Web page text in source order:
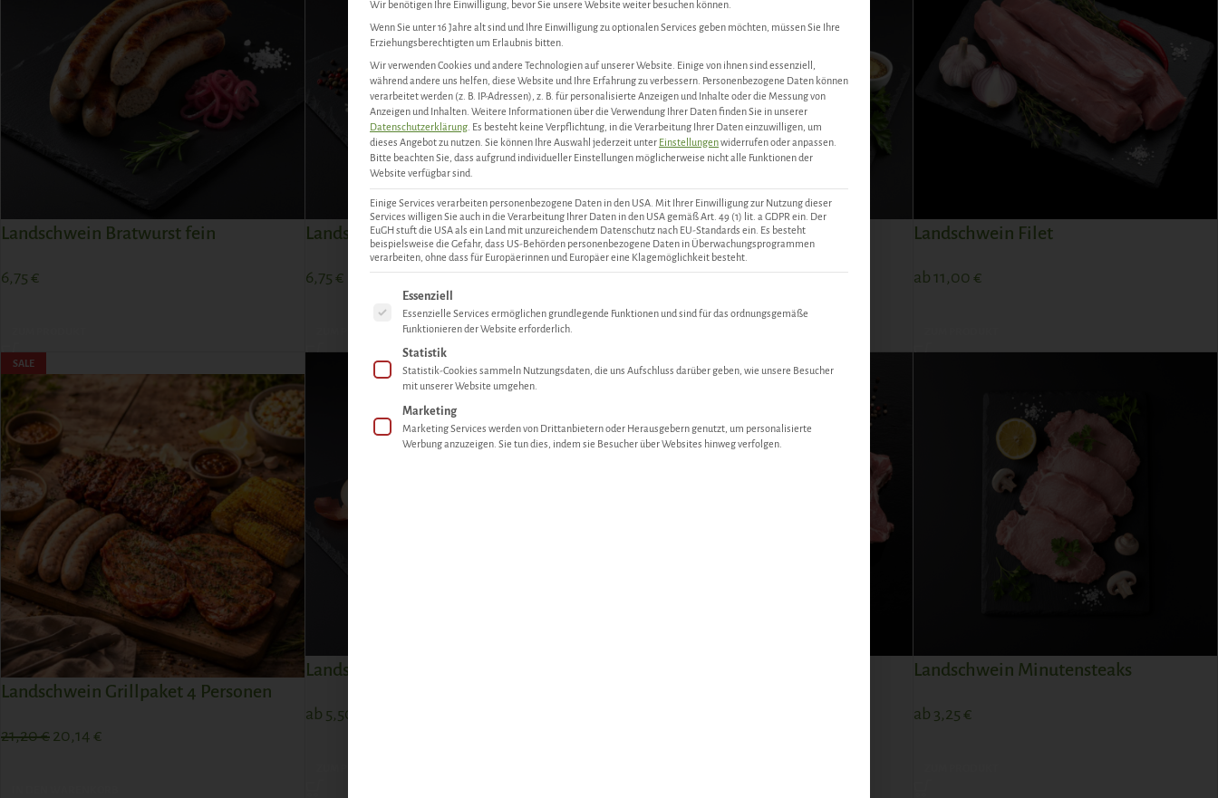
Landschwein Bratwurst fein
6,75 €
Landschwein Bratwurst grob
6,75 €
Landschwein Buletten
ab5,22€
Landschwein Filet
ab 11,00€
SALE
Landschwein Grillpaket 4 Personen
21,20€ 20,14 €
Landschwein Gulasch
ab 5,50
Landschwein Minutensteaks
ab 3,25€
Wir benötigen Ihre Einwilligung, bevor Sie unsere Website weiter besuchen können.
Wenn Sie unter 16 Jahre alt sind und Ihre Einwilligung zu optionalen Services geben möchten, müssen Sie Ihre
Erziehungsberechtigten um Erlaubnis bitten.
Wir verwenden Cookies und andere Technologien auf unserer Website. Einige von ihnen sind essenziell,
während andere uns helfen, diese Website und Ihre Erfahrung zu verbessern. Personenbezogene Daten können
verarbeitet werden (z. B. IP-Adressen), z. B. für personalisierte Anzeigen und Inhalte oder die Messung von
Anzeigen und Inhalten. Weitere Informationen über die Verwendung Ihrer Daten finden Sie in unserer
Datenschutzerklärung Es besteht keine Verpflichtung, in die Verarbeitung Ihrer Daten einzuwilligen, um
dieses Angebot zu nutzen. Sie können Ihre Auswahl jederzeit unter Einstellungenwiderrufen oder anpassen.
Bitte beachten Sie, dass aufgrund individueller Einstellungen möglicherweise nicht alle Funktionen der
Website verfügbar sind.
Einige Services verarbeiten personenbezogene Daten in den USA. Mit Ihrer Einwilligung zur Nutzung dieser
Services willigen Sie auch in die Verarbeitung Ihrer Daten in den USA gemäß Art. 49 (1) lit. a GDPR ein. Der
EuGH stuft die USA als ein Land mit unzureichendem Datenschutz nach EU-Standards ein. Es besteht
beispielsweise die Gefahr, dass US-Behörden personenbezogene Daten in Überwachungsprogrammen
verarbeiten, ohne dass für Europäerinnen und Europäer eine Klagemöglichkeit besteht.
Es folgt eine Liste der Service-Gruppen, für die eine Einwilligung erteilt werden kann. Die erste Service-Gruppe ist essenziell und kann
Essenziell
Essenzielle Services ermöglichen grundlegende Funktionen und sind für das ordnungsgemäße
Funktionieren der Website erforderlich.
Statistik
Statistik-Cookies sammeln Nutzungsdaten, die uns Aufschluss darüber geben, wie unsere Besucher
mit unserer Website umgehen.
Marketing
Marketing Services werden von Drittanbietern oder Herausgebern genutzt, um personalisierte
Werbung anzuzeigen. Sie tun dies, indem sie Besucher über Websites hinweg verfolgen.